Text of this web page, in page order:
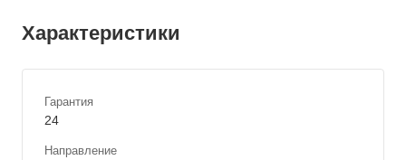
Характеристики
Гарантия
24
Направление